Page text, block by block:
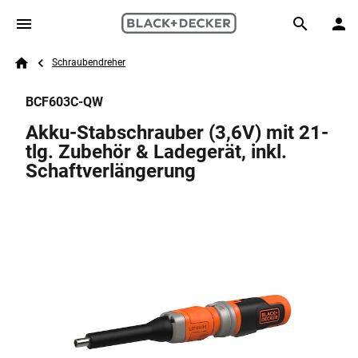
Skip to main content
Search
Breadcrumb
Schraubendreher
BCF603C-QW
Akku-Stabschrauber (3,6V) mit 21-
tlg. Zubehör & Ladegerät, inkl.
Schaftverlängerung